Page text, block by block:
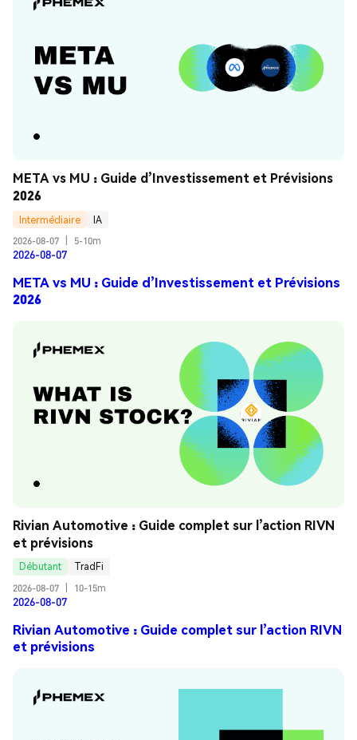
META vs MU : Guide d’Investissement et Prévisions
2026
Intermédiaire
IA
2026-08-07
5-10m
2026-08-07
META vs MU : Guide d’Investissement et Prévisions
2026
Rivian Automotive : Guide complet sur l’action RIVN
et prévisions
Débutant
TradFi
2026-08-07
10-15m
2026-08-07
Rivian Automotive : Guide complet sur l’action RIVN
et prévisions